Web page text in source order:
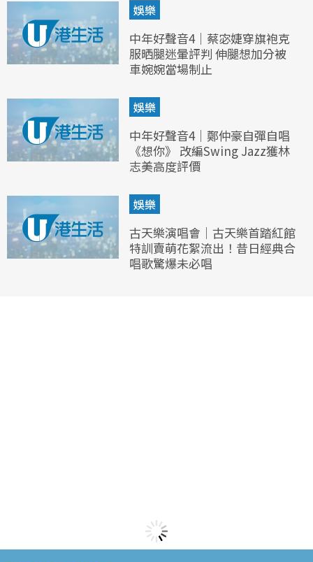
娛樂
中年好聲音4｜蔡宓婕穿旗袍克
服晒腿迷暈評判 伸腿想加分被
車婉婉當場制止
娛樂
中年好聲音4｜鄭仲豪自彈自唱
《想你》 改編Swing Jazz獲林
志美高度評價
娛樂
古天樂演唱會｜古天樂首踏紅館
特訓賣萌花絮流出！昔日經典合
唱歌驚爆未必唱